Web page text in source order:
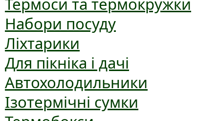
Набори посуду
Ліхтарики
Для пікніка і дачі
Автохолодильники
Ізотермічні сумки